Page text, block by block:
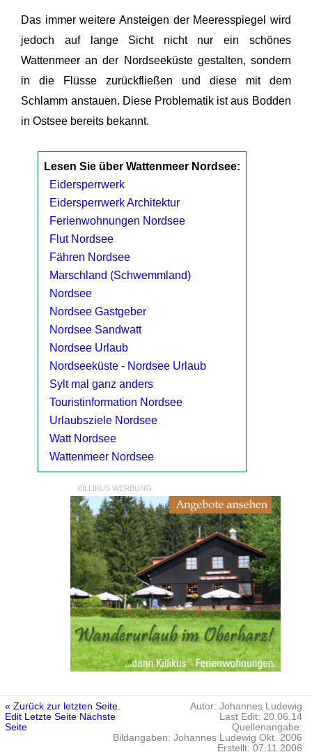
Das immer weitere Ansteigen der Meeresspiegel wird
jedoch auf lange Sicht nicht nur ein schönes
Wattenmeer an der Nordseeküste gestalten, sondern
in die Flüsse zurückfließen und diese mit dem
Schlamm anstauen. Diese Problematik ist aus Bodden
in Ostsee bereits bekannt.
Lesen Sie über Wattenmeer Nordsee:
Eidersperrwerk
Eidersperrwerk Architektur
Ferienwohnungen Nordsee
Flut Nordsee
Fähren Nordsee
Marschland (Schwemmland)
Nordsee
Nordsee Gastgeber
Nordsee Sandwatt
Nordsee Urlaub
Nordseeküste - Nordsee Urlaub
Sylt mal ganz anders
Touristinformation Nordsee
Urlaubsziele Nordsee
Watt Nordsee
Wattenmeer Nordsee
KILLIKUS WERBUNG
« Zurück zur letzten Seite.
Edit Letzte Seite Nächste
Seite
Autor: Johannes Ludewig
Last Edit: 20.06.14
Quellenangabe:
Bildangaben: Johannes Ludewig Okt. 2006
Erstellt: 07.11.2006